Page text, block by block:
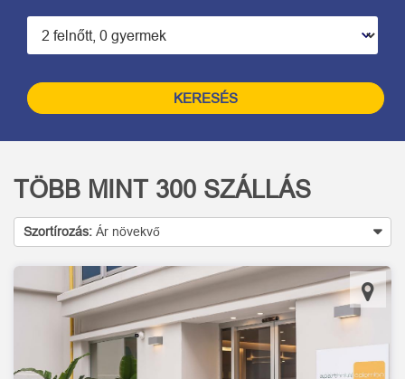
KERESÉS
TÖBB MINT 300 SZÁLLÁS
Szortírozás: Ár növekvő